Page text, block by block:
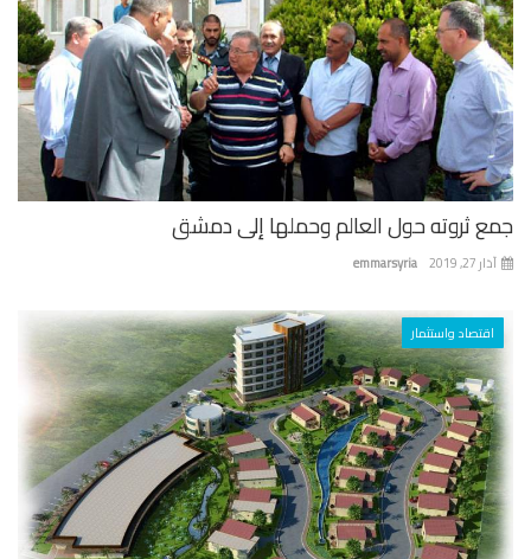
ثروته حول العالم وحملها إلى دمشق
emmarsyria 27, 2019
اقتصاد واستثمار